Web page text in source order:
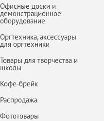
Офисные доски и
демонстрационное
оборудование
Оргтехника, аксессуары
для оргтехники
Товары для творчества и
школы
Кофе-брейк
Распродажа
Фототовары